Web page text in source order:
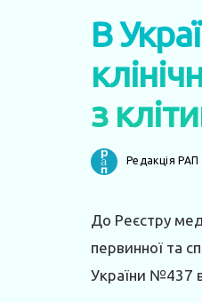
В
з
Редакція РАП
До Реєстру
первинної та
України №437